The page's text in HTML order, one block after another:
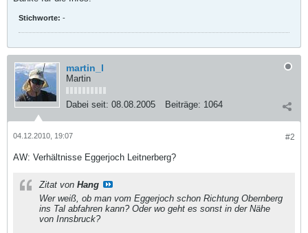
Stichworte: -
martin_l
Martin
Dabei seit: 08.08.2005 Beiträge: 1064
#2
04.12.2010, 19:07
AW: Verhältnisse Eggerjoch Leitnerberg?
Zitat von Hang
Wer weiß, ob man vom Eggerjoch schon Richtung Obernberg
ins Tal abfahren kann? Oder wo geht es sonst in der Nähe
von Innsbruck?